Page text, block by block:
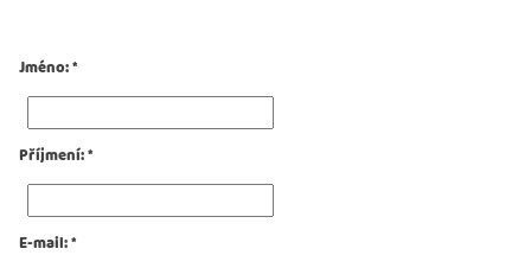
Jméno:*
Příjmení:*
E-mail:*